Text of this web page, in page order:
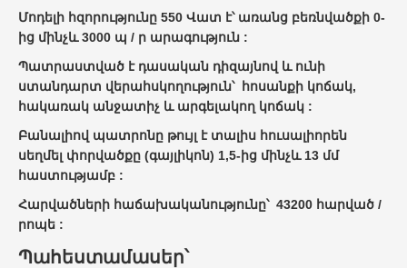
Մոդելի հզորությունը 550 Վատ է՝ առանց բեռնվածքի 0-
ից մինչև 3000 պ / ր արագություն :
Պատրաստված է դասական դիզայնով և ունի
ստանդարտ վերահսկողություն՝ հոսանքի կոճակ,
հակառակ անջատիչ և արգելակող կոճակ :
Բանալիով պատրոնը թույլ է տալիս հուսալիորեն
սեղմել փորվածքը (գայլիկոն) 1,5-ից մինչև 13 մմ
հաստությամբ :
Հարվածների հաճախականությունը՝ 43200 հարված /
րոպե :
Պահեստամասեր՝